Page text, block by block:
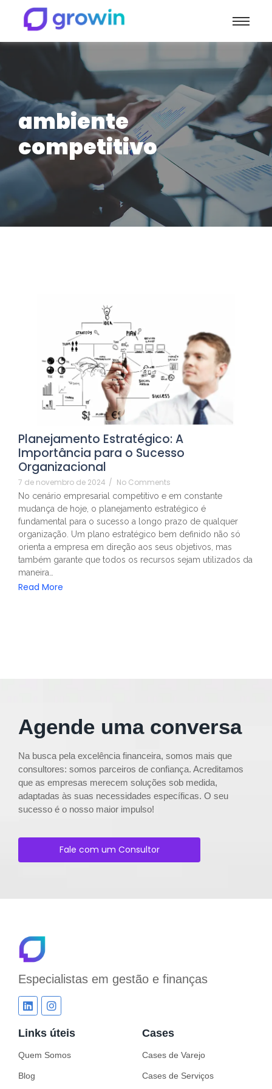
ambiente
competitivo
Planejamento Estratégico: A
Importância para o Sucesso
Organizacional
7 de novembro de 2024 / No Comments
No cenário empresarial competitivo e em constante
mudança de hoje, o planejamento estratégico é
fundamental para o sucesso a longo prazo de qualquer
organização. Um plano estratégico bem definido não só
orienta a empresa em direção aos seus objetivos, mas
também garante que todos os recursos sejam utilizados da
maneira…
Read More
Agende uma conversa
Na busca pela excelência financeira, somos mais que
consultores: somos parceiros de confiança. Acreditamos
que as empresas merecem soluções sob medida,
adaptadas às suas necessidades específicas. O seu
sucesso é o nosso maior impulso!
Fale com um Consultor
Especialistas em gestão e finanças
Links úteis
Quem Somos
Blog
Cases
Cases de Varejo
Cases de Serviços